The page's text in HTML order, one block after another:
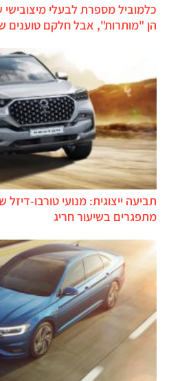
כלמוביל מספרת לבעלי
הן "מותרות", אבל חלקם טוענים
תביעה ייצוגית: מנועי טורבו-דיזל
מתפגרים בשיעור חריג